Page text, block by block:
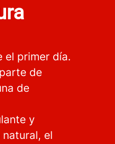
el primer día.
de
de
y
el